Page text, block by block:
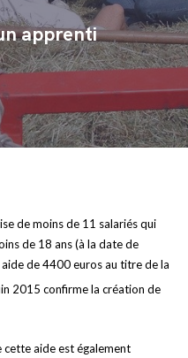
apprenti
de moins de 11 salariés qui
de 18 ans (à la date de
de 4400 euros au titre de la
2015 confirme la création de
aide est également